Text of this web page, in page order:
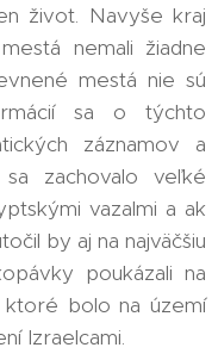
život. Navyše kraj
nemali žiadne
mestá nie sú
sa o týchto
záznamov a
zachovalo veľké
vazalmi a ak
by aj na najväčšiu
poukázali na
bolo na území
Izraelcami.